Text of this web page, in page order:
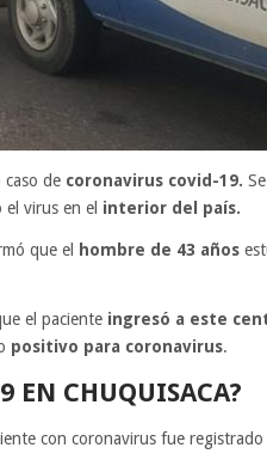
de coronavirus covid-19.
virus en el interior del país.
que el hombre de 43 años
el paciente ingresó a este
positivo para coronavirus.
EN CHUQUISACA?
con coronavirus fue registrado